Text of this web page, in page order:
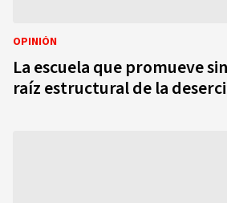
OPINIÓN
La escuela que promueve
raíz estructural de la